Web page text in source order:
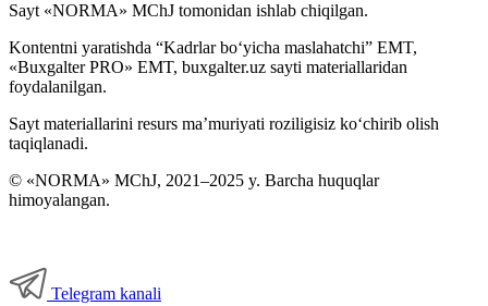
Sayt «NORMA» MChJ tomonidan ishlab chiqilgan.
Kontentni yaratishda “Kadrlar boʻyicha maslahatchi” EMT,
«Buxgalter PRO» EMT, buxgalter.uz sayti materiallaridan
foydalanilgan.
Sayt materiallarini resurs ma’muriyati roziligisiz koʻchirib olish
taqiqlanadi.
© «NORMA» MChJ, 2021–2025 y. Barcha huquqlar
himoyalangan.
Telegram kanali